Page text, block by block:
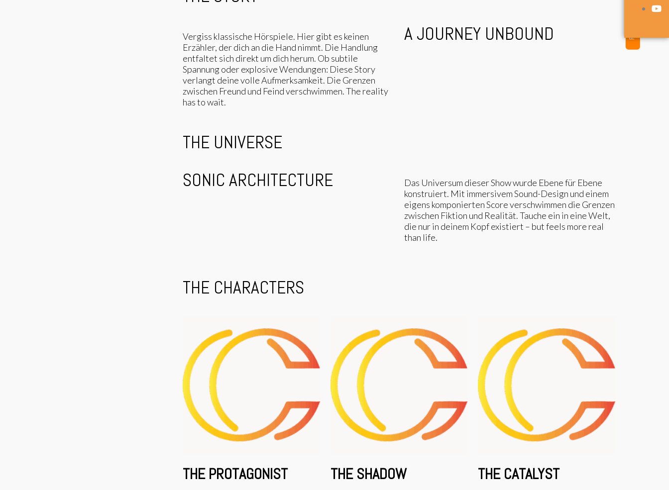
Vergiss klassische Hörspiele. Hier gibt es keinen
Erzähler, der dich an die Hand nimmt. Die Handlung
entfaltet sich direkt um dich herum. Ob subtile
Spannung oder explosive Wendungen: Diese Story
verlangt deine volle Aufmerksamkeit. Die Grenzen
zwischen Freund und Feind verschwimmen. The reality
has to wait.
A JOURNEY UNBOUND
THE UNIVERSE
SONIC ARCHITECTURE
Das Universum dieser Show wurde Ebene für Ebene
konstruiert. Mit immersivem Sound-Design und einem
eigens komponierten Score verschwimmen die Grenzen
zwischen Fiktion und Realität. Tauche ein in eine Welt,
die nur in deinem Kopf existiert – but feels more real
than life.
THE CHARACTERS
THE PROTAGONIST THE SHADOW THE CATALYST